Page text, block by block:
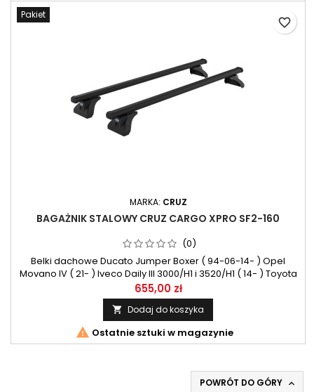
Pakiet
MARKA: CRUZ
BAGAŻNIK STALOWY CRUZ CARGO XPRO SF2-160
(0)
Belki dachowe Ducato Jumper Boxer ( 94-06-14- ) Opel
Movano IV ( 21- ) Iveco Daily III 3000/H1 i 3520/H1 ( 14- ) Toyota
ProAce Max ( 24- ) CRUZ Cargo Xpro SF2-160
655,00 zł
 Dodaj do koszyka
 Ostatnie sztuki w magazynie
favorite_border
POWRÓT DO GÓRY 